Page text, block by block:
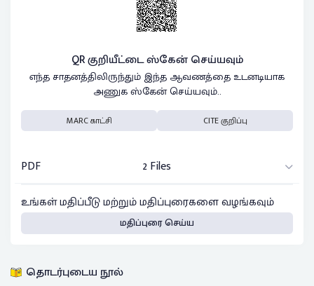
QR குறியீட்டை ஸ்கேன் செய்யவும்
எந்த சாதனத்திலிருந்தும் இந்த ஆவணத்தை உடனடியாக
அணுக ஸ்கேன் செய்யவும்..
MARC காட்சி CITE குறிப்பு
PDF
2 Files
உங்கள் மதிப்பீடு மற்றும் மதிப்புரைகளை வழங்கவும்
மதிப்புரை செய்ய
தொடர்புடைய நூல்